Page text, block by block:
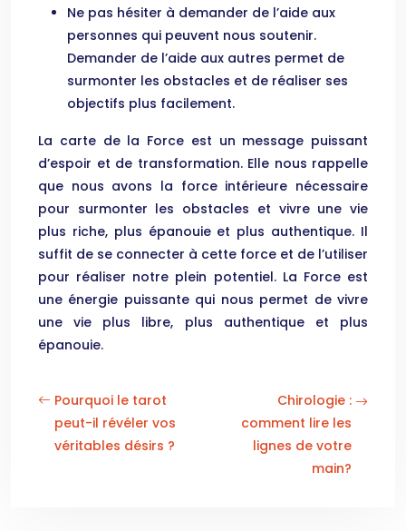
Ne pas hésiter à demander de l’aide aux
personnes qui peuvent nous soutenir.
Demander de l’aide aux autres permet de
surmonter les obstacles et de réaliser ses
objectifs plus facilement.
La carte de la Force est un message puissant
d’espoir et de transformation. Elle nous rappelle
que nous avons la force intérieure nécessaire
pour surmonter les obstacles et vivre une vie
plus riche, plus épanouie et plus authentique. Il
suffit de se connecter à cette force et de l’utiliser
pour réaliser notre plein potentiel. La Force est
une énergie puissante qui nous permet de vivre
une vie plus libre, plus authentique et plus
épanouie.
Pourquoi le tarot
peut-il révéler vos
véritables désirs ?
Chirologie :
comment lire les
lignes de votre
main?